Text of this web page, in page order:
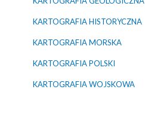
KARTOGRAFIA HISTORYCZNA
KARTOGRAFIA MORSKA
KARTOGRAFIA POLSKI
KARTOGRAFIA WOJSKOWA